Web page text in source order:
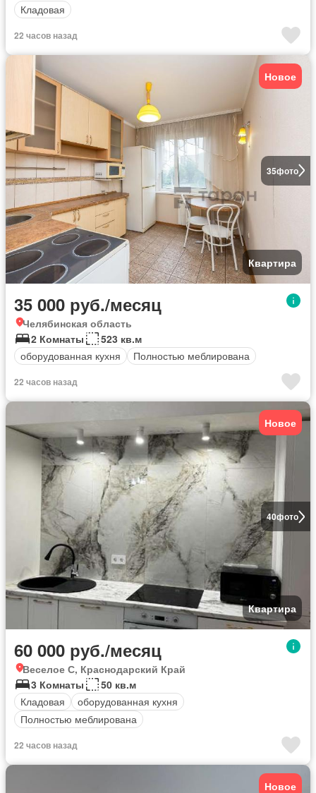
Кладовая
22 часов назад
35фото
Новое
Квартира
35 000 руб./месяц
Челябинская область
2 Комнаты
523 кв.м
оборудованная кухня
Полностью меблирована
22 часов назад
40фото
Новое
Квартира
60 000 руб./месяц
Веселое С, Краснодарский Край
3 Комнаты
50 кв.м
Кладовая
оборудованная кухня
Полностью меблирована
22 часов назад
Новое